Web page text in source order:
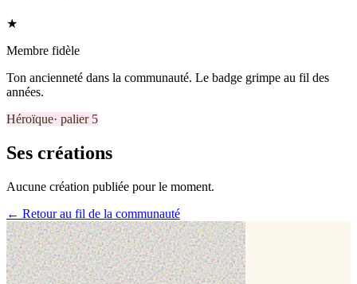
★
Membre fidèle
Ton ancienneté dans la communauté. Le badge grimpe au fil des
années.
Héroïque· palier 5
Ses créations
Aucune création publiée pour le moment.
← Retour au fil de la communauté